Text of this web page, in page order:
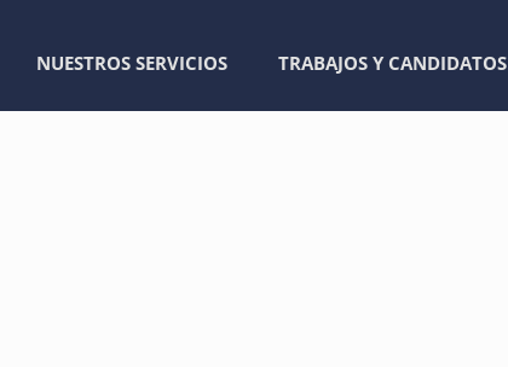
NUESTROS SERVICIOS TRABAJOS Y CANDIDATOS